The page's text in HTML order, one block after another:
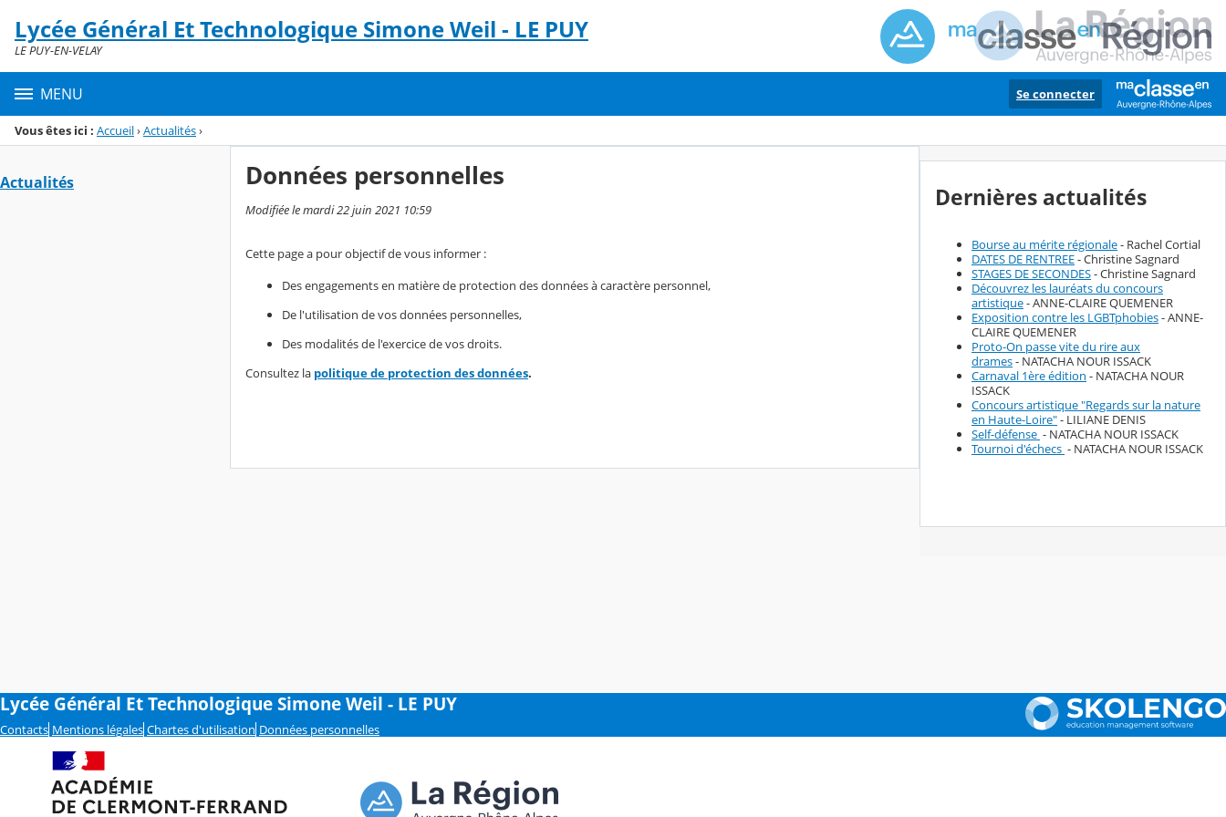
Menu de la rubrique
Contenu
Lycée Général Et Technologique Simone Weil - LE PUY
LE PUY-EN-VELAY
MENU Se connecter
Vous êtes ici : Accueil›Actualités›
Actualités Données personnelles
Modifiée le mardi 22 juin 2021 10:59
Cette page a pour objectif de vous informer :
Des engagements en matière de protection des données à caractère personnel,
De l'utilisation de vos données personnelles,
Des modalités de l'exercice de vos droits.
Consultez la politique de protection des données.
Dernières actualités
Bourse au mérite régionale- Rachel Cortial
DATES DE RENTREE- Christine Sagnard
STAGES DE SECONDES- Christine Sagnard
Découvrez les lauréats du concours
artistique- ANNE-CLAIRE QUEMENER
Exposition contre les LGBTphobies- ANNE-
CLAIRE QUEMENER
Proto-On passe vite du rire aux
drames- NATACHA NOUR ISSACK
Carnaval 1ère édition - NATACHA NOUR
ISSACK
Concours artistique "Regards sur la nature
en Haute-Loire"- LILIANE DENIS
Self-défense - NATACHA NOUR ISSACK
Tournoi d'échecs - NATACHA NOUR ISSACK
Lycée Général Et Technologique Simone Weil - LE PUY
Contacts Mentions légales Chartes d'utilisation Données personnelles